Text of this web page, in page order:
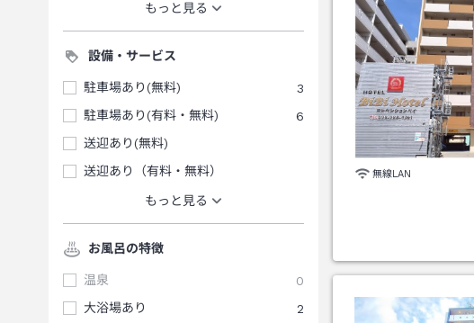
もっと見る
設備・サービス
駐車場あり(無料)
3
駐車場あり(有料・無料)
6
送迎あり(無料)
送迎あり（有料・無料）
もっと見る
お風呂の特徴
温泉
0
大浴場あり
2
無線LAN